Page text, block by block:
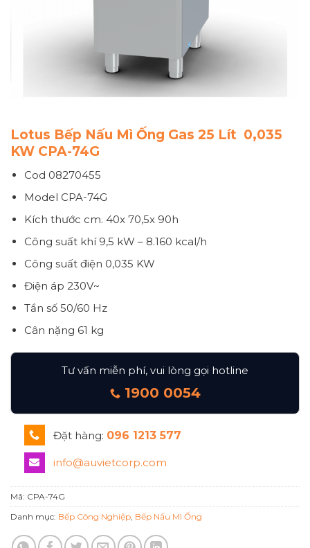
Lotus Bếp Nấu Mì Ống Gas 25 Lít 0,035
KW CPA-74G
Cod 08270455
Model CPA-74G
Kích thước cm. 40x 70,5x 90h
Công suất khí9,5 kW – 8.160 kcal/h
Công suất điện 0,035 KW
Điện áp 230V~
Tần số50/60 Hz
Cân nặng 61 kg
Tư vấn miễn phí, vui lòng gọi hotline
1900 0054
Đặt hàng: 096 1213 577
info@auvietcorp.com
Mã: CPA-74G
Danh mục: Bếp Công Nghiệp, Bếp Nấu Mì Ống